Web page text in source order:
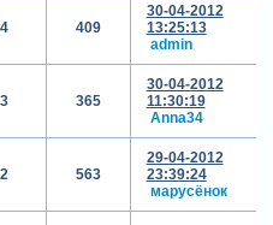
4 409
30-04-2012
13:25:13
admin
3 365
30-04-2012
11:30:19
Anna34
2 563
29-04-2012
23:39:24
марусёнок